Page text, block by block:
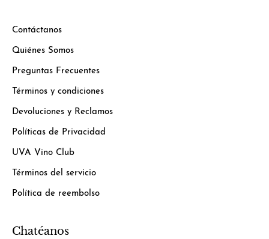
Contáctanos
Quiénes Somos
Preguntas Frecuentes
Términos y condiciones
Devoluciones y Reclamos
Políticas de Privacidad
UVA Vino Club
Términos del servicio
Política de reembolso
Chatéanos